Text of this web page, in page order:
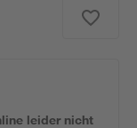
leider nicht